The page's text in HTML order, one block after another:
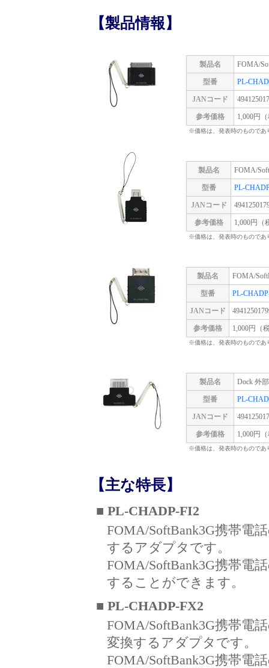
【製品情報】
製品名 FOMA/
型番 PL-
JANコード
参考価格 1,000円
※価格は、発表時のものであ
製品名 FOMA/
型番 PL-
JANコード
参考価格 1,000円（
※価格は、発表時のものであ
製品名 FOMA/
型番 PL-
JANコード
参考価格 1,000円（
※価格は、発表時のものであ
製品名 Dock 外
型番 PL-
JANコード
参考価格 1,000円
※価格は、発表時のものであ
【主な特長】
■ PL-CHADP-FI2
FOMA/SoftBank3G携帯電
するアダプタです。
FOMA/SoftBank3G携帯電
することができます。
■ PL-CHADP-FX2
FOMA/SoftBank3G携帯電
変換するアダプタです。
FOMA/SoftBank3G携帯電